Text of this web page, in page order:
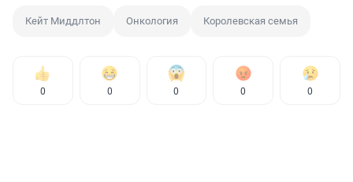
Кейт Миддлтон Онкология Королевская семья
0 0 0 0 0